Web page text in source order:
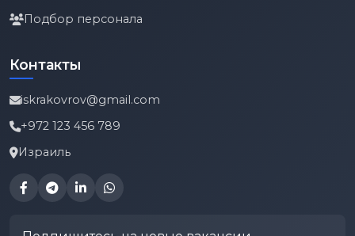
Подбор персонала
Контакты
iskrakovrov@gmail.com
+972 123 456 789
Израиль